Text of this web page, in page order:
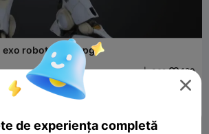
exo robot game rpg
369 190

de experiența completă